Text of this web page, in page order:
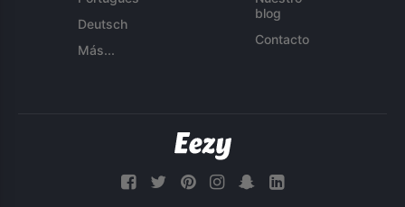
Deutsch
Más...
blog
Contacto